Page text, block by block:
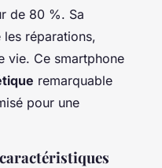
de 80 %. Sa
réparations,
vie. Ce smartphone
remarquable
pour une